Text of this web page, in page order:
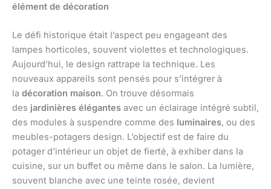
élément de décoration
Le défi historique était l’aspect peu engageant des
lampes horticoles, souvent violettes et technologiques.
Aujourd’hui, le design rattrape la technique. Les
nouveaux appareils sont pensés pour s’intégrer à
la décoration maison. On trouve désormais
des jardinières élégantes avec un éclairage intégré subtil,
des modules à suspendre comme des luminaires, ou des
meubles-potagers design. L’objectif est de faire du
potager d’intérieur un objet de fierté, à exhiber dans la
cuisine, sur un buffet ou même dans le salon. La lumière,
souvent blanche avec une teinte rosée, devient